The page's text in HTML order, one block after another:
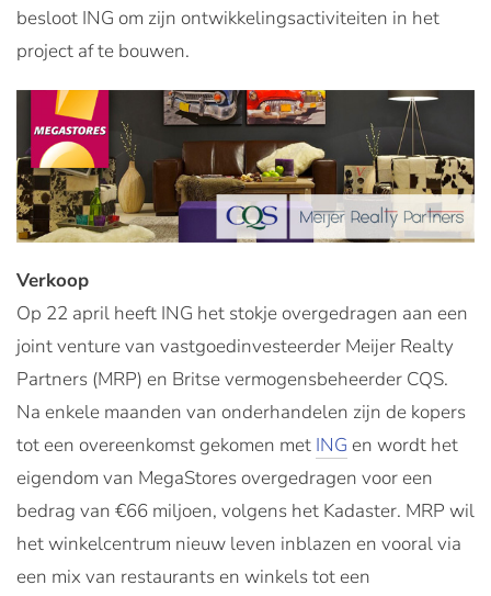
besloot ING om zijn ontwikkelingsactiviteiten in het
project af te bouwen.
Verkoop
Op 22 april heeft ING het stokje overgedragen aan een
joint venture van vastgoedinvesteerder Meijer Realty
Partners (MRP) en Britse vermogensbeheerder CQS.
Na enkele maanden van onderhandelen zijn de kopers
tot een overeenkomst gekomen met ING en wordt het
eigendom van MegaStores overgedragen voor een
bedrag van €66 miljoen, volgens het Kadaster. MRP wil
het winkelcentrum nieuw leven inblazen en vooral via
een mix van restaurants en winkels tot een